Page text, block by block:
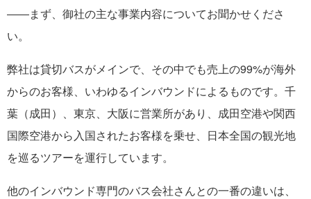
――まず、御社の主な事業内容についてお聞かせくださ
い。
弊社は貸切バスがメインで、その中でも売上の99%が海外
からのお客様、いわゆるインバウンドによるものです。千
葉（成田）、東京、大阪に営業所があり、成田空港や関西
国際空港から入国されたお客様を乗せ、日本全国の観光地
を巡るツアーを運行しています。
他のインバウンド専門のバス会社さんとの一番の違いは、